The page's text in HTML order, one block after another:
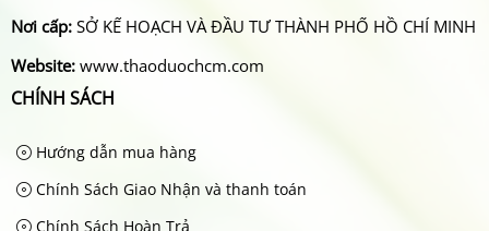
Nơi cấp: SỞ KẾ HOẠCH VÀ ĐẦU TƯ THÀNH PHỐ HỒ CHÍ MINH
Website: www.thaoduochcm.com
CHÍNH SÁCH
Hướng dẫn mua hàng
Chính Sách Giao Nhận và thanh toán
Chính Sách Hoàn Trả